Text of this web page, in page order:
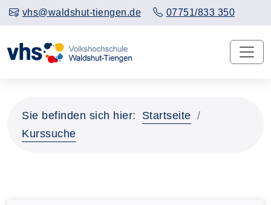
vhs@waldshut-tiengen.de 07751/833 350
Sie befinden sich hier:
Startseite
Kurssuche